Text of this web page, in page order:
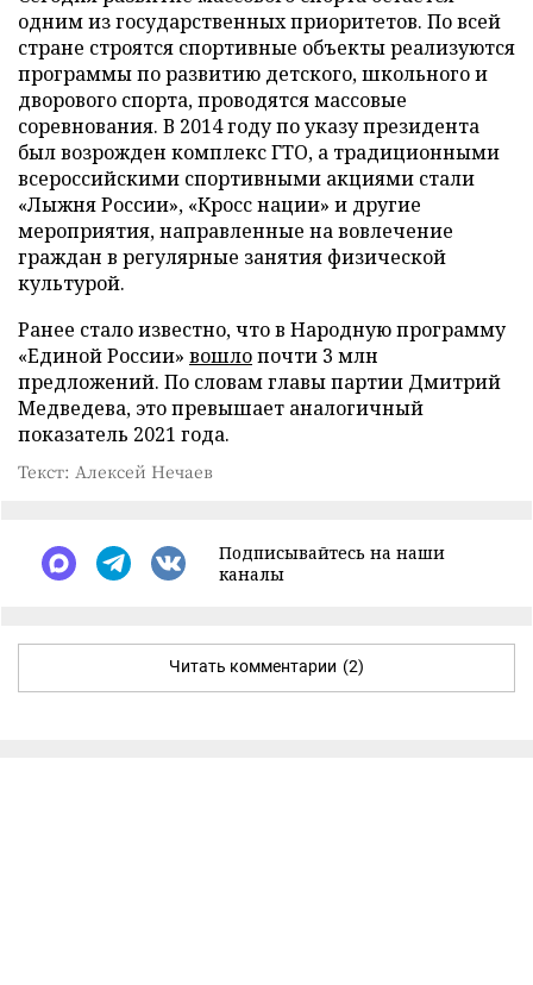
одним из государственных приоритетов. По всей
стране строятся спортивные объекты реализуются
программы по развитию детского, школьного и
дворового спорта, проводятся массовые
соревнования. В 2014 году по указу президента
был возрожден комплекс ГТО, а традиционными
всероссийскими спортивными акциями стали
«Лыжня России», «Кросс нации» и другие
мероприятия, направленные на вовлечение
граждан в регулярные занятия физической
культурой.
Ранее стало известно, что в Народную программу
«Единой России» вошлопочти 3 млн
предложений. По словам главы партии Дмитрий
Медведева, это превышает аналогичный
показатель 2021 года.
Текст: Алексей Нечаев
Подписывайтесь на наши
каналы
Читать комментарии (2)